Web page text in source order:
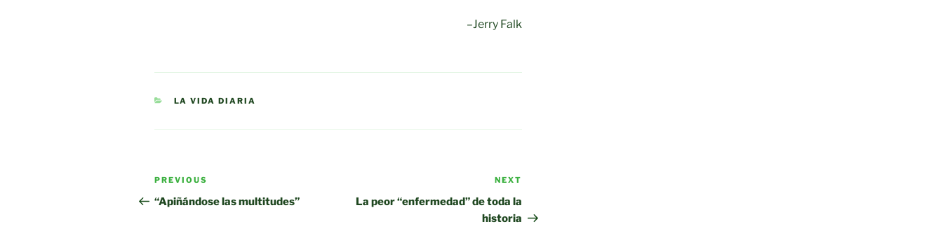
–Jerry Falk
CATEGORIES
LA VIDA DIARIA
Post
navigation
Previous
Post
PREVIOUS
“Apiñándose las multitudes”
NEXT
La peor “enfermedad” de toda la
historia